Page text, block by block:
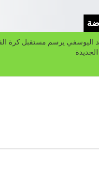
اليوسفي يرسم مستقبل كرة